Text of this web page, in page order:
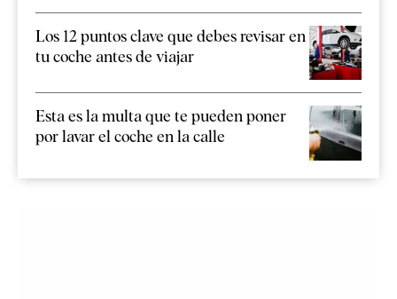
Los 12 puntos clave que debes revisar en
tu coche antes de viajar
Esta es la multa que te pueden poner
por lavar el coche en la calle